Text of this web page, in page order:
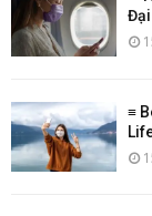
Đại
≡